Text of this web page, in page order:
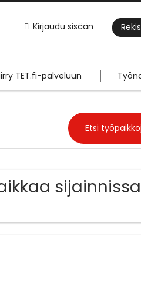
Kirjaudu sisään
TET.fi-palveluun
sijainnissa